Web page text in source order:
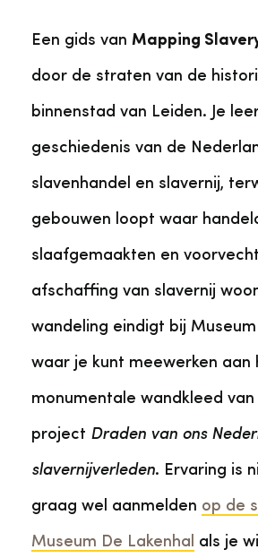
Een gids van Mapping
door de straten van de
binnenstad van Leiden. Je
geschiedenis van de
slavenhandel en slavernij,
gebouwen loopt waar
slaafgemaakten en
afschaffing van slavernij
wandeling eindigt bij Museum
waar je kunt meewerken aan
monumentale wandkleed van
project Draden van ons
slavernijverleden. Ervaring is
graag wel aanmelden op de
Museum De Lakenhal als je